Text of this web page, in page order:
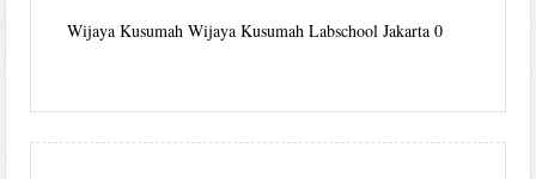
Wijaya Kusumah Wijaya Kusumah Labschool Jakarta 0